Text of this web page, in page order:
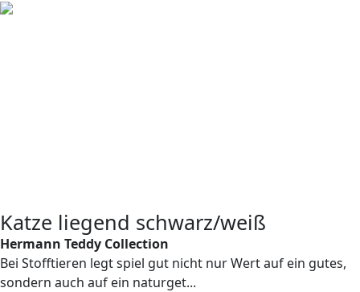
Katze liegend schwarz/weiß
Hermann Teddy Collection
Bei Stofftieren legt spiel gut nicht nur Wert auf ein gutes,
sondern auch auf ein naturget...